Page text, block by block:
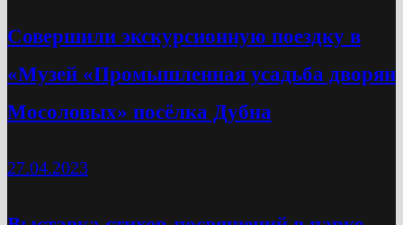
Cовершили экскурсионную поездку в
«Музей «Промышленная усадьба дворян
Мосоловых» посёлка Дубна
27.04.2023